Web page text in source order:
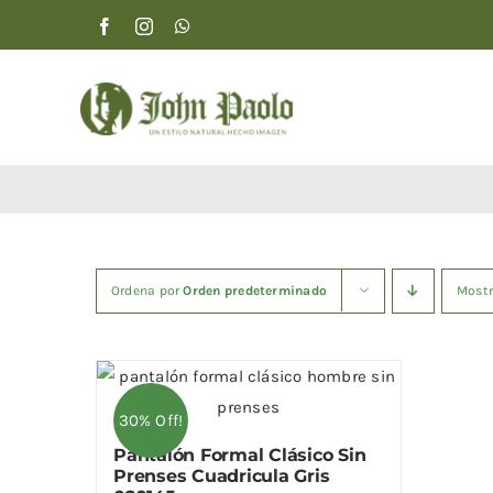
al
Ordena porOrden predeterminado
30% Off!
Pantalón Formal Clásico Sin
Prenses Cuadricula Gris